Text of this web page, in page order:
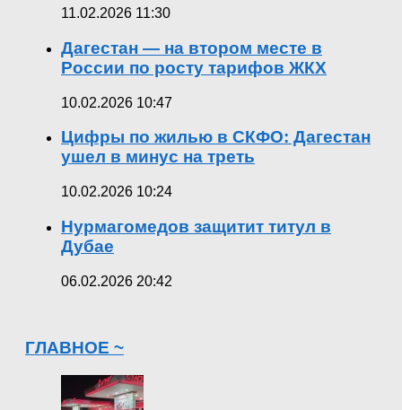
11.02.2026 11:30
Дагестан — на втором месте в
России по росту тарифов ЖКХ
10.02.2026 10:47
Цифры по жилью в СКФО: Дагестан
ушел в минус на треть
10.02.2026 10:24
Нурмагомедов защитит титул в
Дубае
06.02.2026 20:42
ГЛАВНОЕ ~